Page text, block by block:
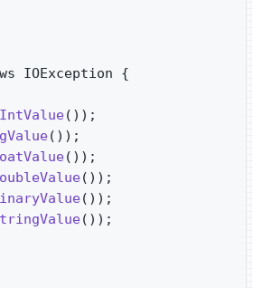
IOException {
());
());
());
());
());
());